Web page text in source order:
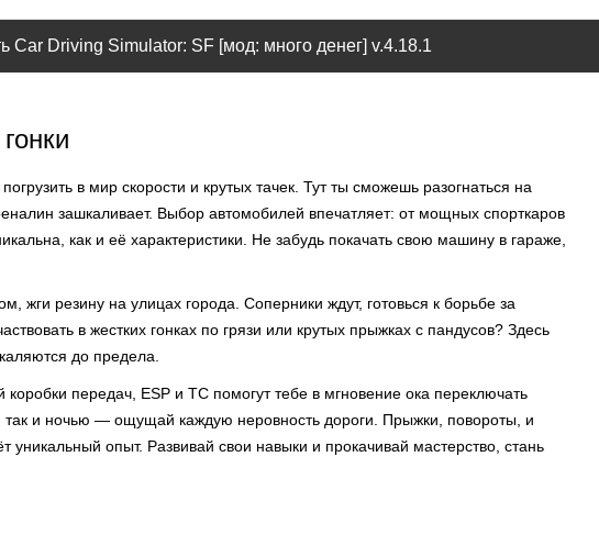
Car Driving Simulator: SF [мод: много денег] v.4.18.1
в мир скорости и крутых тачек. Тут ты сможешь разогнаться на
зашкаливает. Выбор автомобилей впечатляет: от мощных спорткаров
как и её характеристики. Не забудь покачать свою машину в гараже,
жги резину на улицах города. Соперники ждут, готовься к борьбе за
в жестких гонках по грязи или крутых прыжках с пандусов? Здесь
до предела.
коробки передач, ESP и TC помогут тебе в мгновение ока переключать
так и ночью — ощущай каждую неровность дороги. Прыжки, повороты, и
уникальный опыт. Развивай свои навыки и прокачивай мастерство, стань